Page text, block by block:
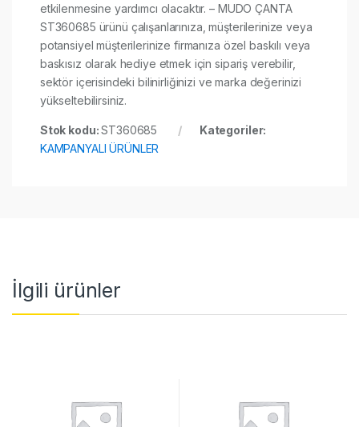
etkilenmesine yardımcı olacaktır. – MUDO ÇANTA
ST360685 ürünü çalışanlarınıza, müşterilerinize veya
potansiyel müşterilerinize firmanıza özel baskılı veya
baskısız olarak hediye etmek için sipariş verebilir,
sektör içerisindeki bilinirliğinizi ve marka değerinizi
yükseltebilirsiniz.
Stok kodu:ST360685
Kategoriler:
KAMPANYALI ÜRÜNLER
İlgili ürünler